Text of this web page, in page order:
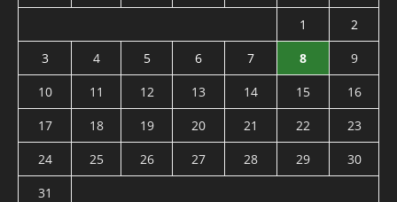
1
2
3
4 5 6 7 8
9
10
11 12 13 14 15
16
17
18 19 20 21 22
23
24
25 26 27 28 29
30
31